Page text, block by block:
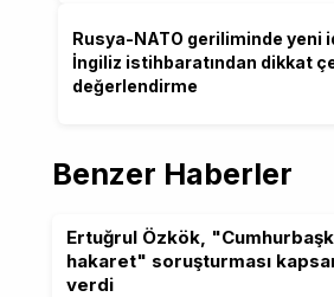
Rusya-NATO geriliminde yeni
İngiliz istihbaratından dikkat
değerlendirme
Benzer Haberler
Ertuğrul Özkök,
hakaret" soruşturması
verdi